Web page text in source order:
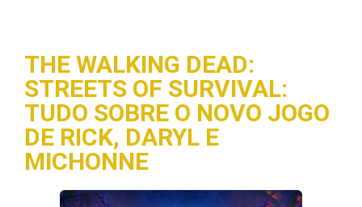
THE WALKING DEAD:
STREETS OF SURVIVAL:
TUDO SOBRE O NOVO JOGO
DE RICK, DARYL E
MICHONNE